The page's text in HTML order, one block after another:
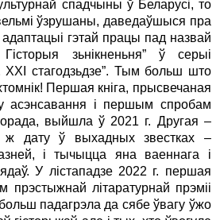
спадчыны ў Беларусі, то
ўзрушаны, даведаўшыся пра
гэтай працы пад назвай
зьнікненьня” ў серыі
ХХІ стагодзьдзе”. Тым больш што
Першая кніга, прысвечаная
асэнсавання і першым спробам
выйшла ў 2021 г. Другая –
ж дату ў выхадных звестках –
і тычыцца яна ваеннага і
У лістападзе 2022 г. першая
прэстыжнай літаратурнай прэміі
падагрэла да сябе ўвагу ўжо